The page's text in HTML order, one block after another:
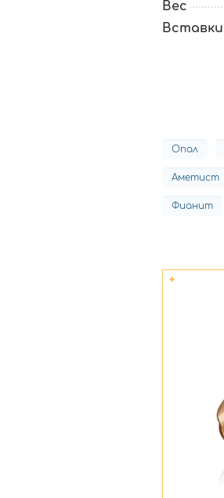
Вес
Вставки
Опал
Аметист
Фианит